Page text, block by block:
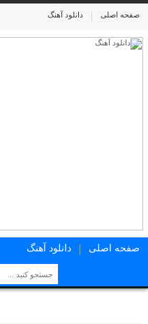
صفحه اصلی دانلود آهنگ
صفحه اصلی دانلود آهنگ